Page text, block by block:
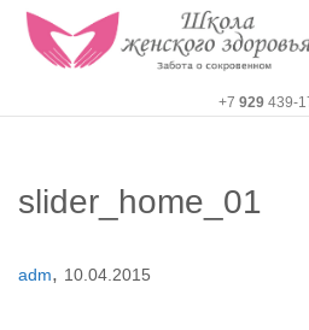
+7 929 439-
slider_home_01
adm, 10.04.2015